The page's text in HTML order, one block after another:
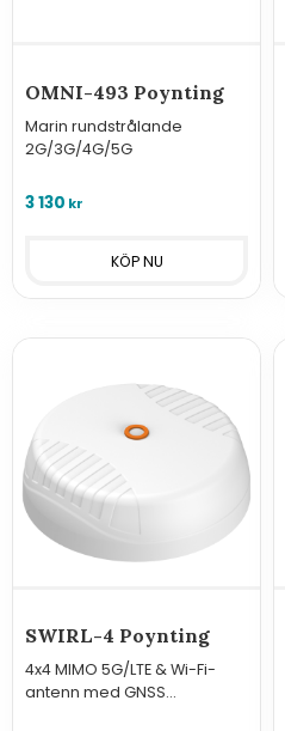
OMNI-493 Poynting
Marin rundstrålande
2G/3G/4G/5G
3 130 kr
SWIRL-4 Poynting
4x4 MIMO 5G/LTE & Wi-Fi-
antenn med GNSS